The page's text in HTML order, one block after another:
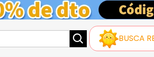
BUSCA